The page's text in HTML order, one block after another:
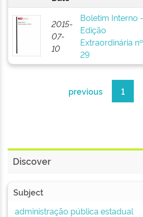
2015-
07-
10
Boletim Interno -
Edição
Extraordinária nº
29
previous 1
Discover
Subject
administração pública estadual